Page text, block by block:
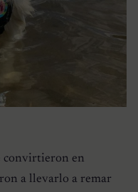
convirtieron en
a llevarlo a remar